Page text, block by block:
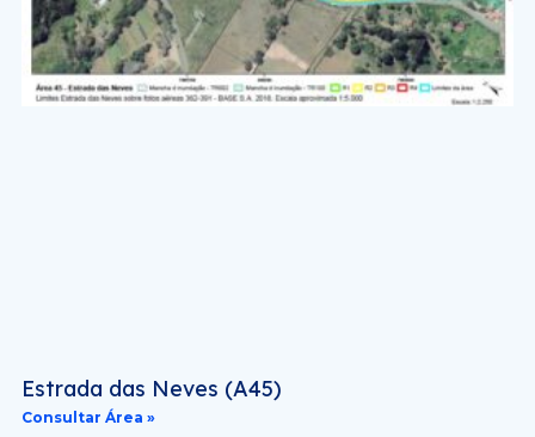
Estrada das Neves (A45)
Consultar Área »